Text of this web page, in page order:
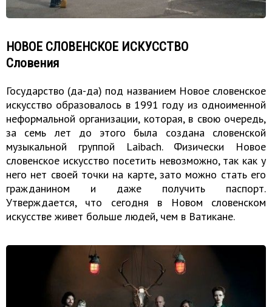
НОВОЕ СЛОВЕНСКОЕ ИСКУССТВО
Словения
Государство (да-да) под названием Новое словенское
искусство образовалось в 1991 году из одноименной
неформальной организации, которая, в свою очередь,
за семь лет до этого была создана словенской
музыкальной группой Laibach. Физически Новое
словенское искусство посетить невозможно, так как у
него нет своей точки на карте, зато можно стать его
гражданином и даже получить паспорт.
Утверждается, что сегодня в Новом словенском
искусстве живет больше людей, чем в Ватикане.